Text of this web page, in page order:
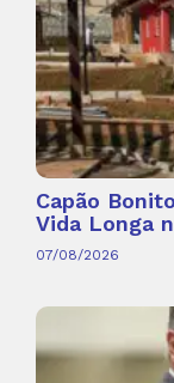
Capão
Vida Longa
07/08/2026